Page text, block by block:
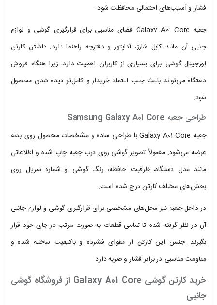
فشار و آسیب‌های احتمالی محافظت شود.
جعبه Galaxy A01 Core فضای مناسبی برای قرارگیری گوشی و لوازم
جانبی آن مانند کابل شارژ، آداپتور و دفترچه راهنما دارد. داشتن کارتن
اورجینال گوشی برای بسیاری از کاربران اهمیت دارد، زیرا هنگام فروش
دستگاه می‌تواند باعث جلب اعتماد خریدار و کامل‌تر دیده شدن محصول
شود.
طراحی جعبه Samsung Galaxy A01 Core
جعبه Galaxy A01 Core با طراحی ساده و مشخصات محصول روی بدنه
عرضه می‌شود. معمولاً تصویر گوشی روی درب جعبه چاپ شده و اطلاعاتی
مانند مدل دستگاه، ظرفیت حافظه، رنگ گوشی و شماره سریال روی
بخش‌های مختلف کارتن درج شده است.
در داخل جعبه نیز محل‌های مشخصی برای قرارگیری گوشی و لوازم جانبی
آن در نظر گرفته شده تا تمامی قطعات به صورت مرتب در جای خود قرار
بگیرند. جنس این کارتن از مقوای فشرده و باکیفیت ساخته شده و
مقاومت مناسبی در برابر فشار و ضربه دارد.
خرید کارتن گوشی Galaxy A01 Core از فروشگاه گوشی
جانبی